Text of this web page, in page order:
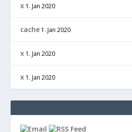
x 1. Jan 2020
cache 1. Jan 2020
x 1. Jan 2020
x 1. Jan 2020